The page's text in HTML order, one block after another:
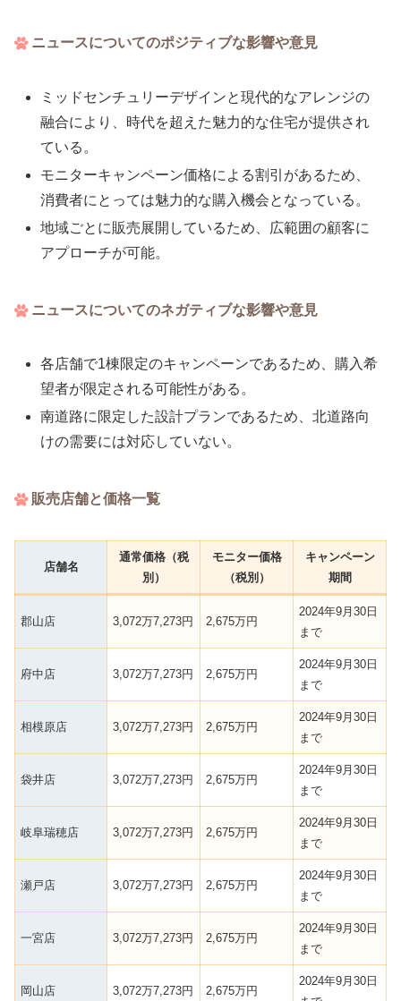
ニュースについてのポジティブな影響や意見
ミッドセンチュリーデザインと現代的なアレンジの
融合により、時代を超えた魅力的な住宅が提供され
ている。
モニターキャンペーン価格による割引があるため、
消費者にとっては魅力的な購入機会となっている。
地域ごとに販売展開しているため、広範囲の顧客に
アプローチが可能。
ニュースについてのネガティブな影響や意見
各店舗で1棟限定のキャンペーンであるため、購入希
望者が限定される可能性がある。
南道路に限定した設計プランであるため、北道路向
けの需要には対応していない。
販売店舗と価格一覧
店舗名
通常価格（税
別）
モニター価格
（税別）
キャンペーン
期間
郡山店 3,072万7,273円 2,675万円
2024年9月30日
まで
府中店 3,072万7,273円 2,675万円
2024年9月30日
まで
相模原店 3,072万7,273円 2,675万円
2024年9月30日
まで
袋井店 3,072万7,273円 2,675万円
2024年9月30日
まで
岐阜瑞穂店 3,072万7,273円 2,675万円
2024年9月30日
まで
瀬戸店 3,072万7,273円 2,675万円
2024年9月30日
まで
一宮店 3,072万7,273円 2,675万円
2024年9月30日
まで
岡山店 3,072万7,273円 2,675万円
2024年9月30日